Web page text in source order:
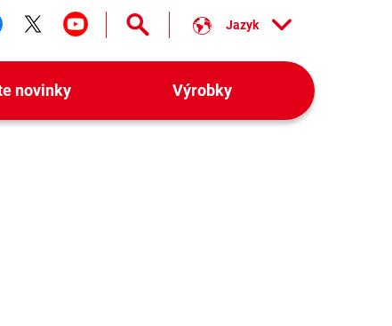
nás facebook
Sledujte nás twitter
Sledujte nás youtube
Jazyk
novinky Výrobky